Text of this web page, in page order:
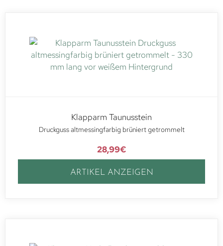
Klapparm Taunusstein
Druckguss altmessingfarbig brüniert getrommelt
28,99€
ARTIKEL ANZEIGEN